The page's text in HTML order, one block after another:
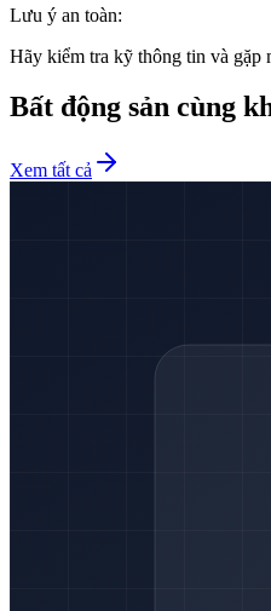
Lưu ý an toàn:
Hãy kiểm tra kỹ thông tin và gặp
Bất động sản cùng
Xem tất cả